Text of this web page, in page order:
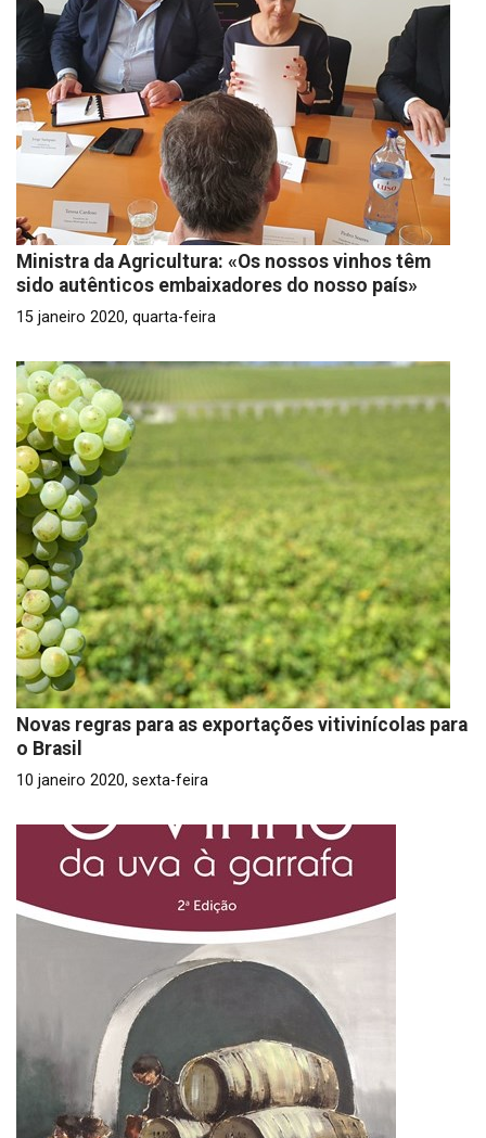
Ministra da Agricultura: «Os nossos vinhos têm
sido autênticos embaixadores do nosso país»
15 janeiro 2020, quarta-feira
Novas regras para as exportações vitivinícolas para
o Brasil
10 janeiro 2020, sexta-feira